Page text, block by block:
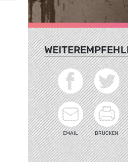
EMAIL DRUCKEN